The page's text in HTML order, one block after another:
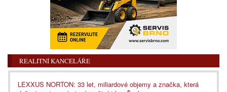
REALITNÍ KANCELÁŘE
LEXXUS NORTON: 33 let, miliardové objemy a značka, která